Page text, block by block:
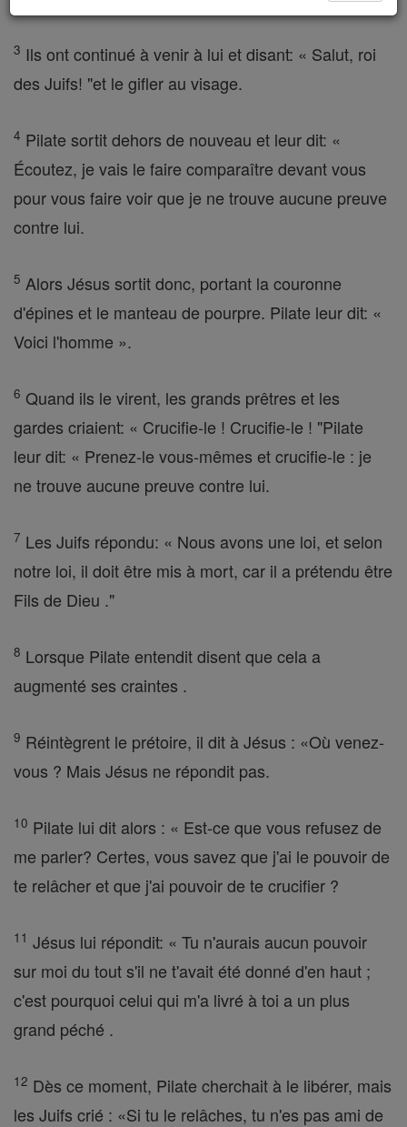
3 Ils ont continué à venir à lui et disant: « Salut, roi
des Juifs! "et le gifler au visage.
4 Pilate sortit dehors de nouveau et leur dit: «
Écoutez, je vais le faire comparaître devant vous
pour vous faire voir que je ne trouve aucune preuve
contre lui.
5 Alors Jésus sortit donc, portant la couronne
d'épines et le manteau de pourpre. Pilate leur dit: «
Voici l'homme ».
6 Quand ils le virent, les grands prêtres et les
gardes criaient: « Crucifie-le ! Crucifie-le ! "Pilate
leur dit: « Prenez-le vous-mêmes et crucifie-le : je
ne trouve aucune preuve contre lui.
7 Les Juifs répondu: « Nous avons une loi, et selon
notre loi, il doit être mis à mort, car il a prétendu être
Fils de Dieu ."
8 Lorsque Pilate entendit disent que cela a
augmenté ses craintes .
9 Réintègrent le prétoire, il dit à Jésus : «Où venez-
vous ? Mais Jésus ne répondit pas.
10 Pilate lui dit alors : « Est-ce que vous refusez de
me parler? Certes, vous savez que j'ai le pouvoir de
te relâcher et que j'ai pouvoir de te crucifier ?
11 Jésus lui répondit: « Tu n'aurais aucun pouvoir
sur moi du tout s'il ne t'avait été donné d'en haut ;
c'est pourquoi celui qui m'a livré à toi a un plus
grand péché .
12 Dès ce moment, Pilate cherchait à le libérer, mais
les Juifs crié : «Si tu le relâches, tu n'es pas ami de